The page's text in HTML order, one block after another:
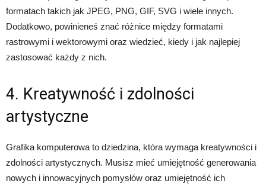
formatach takich jak JPEG, PNG, GIF, SVG i wiele innych.
Dodatkowo, powinieneś znać różnice między formatami
rastrowymi i wektorowymi oraz wiedzieć, kiedy i jak najlepiej
zastosować każdy z nich.
4. Kreatywność i zdolności
artystyczne
Grafika komputerowa to dziedzina, która wymaga kreatywności i
zdolności artystycznych. Musisz mieć umiejętność generowania
nowych i innowacyjnych pomysłów oraz umiejętność ich